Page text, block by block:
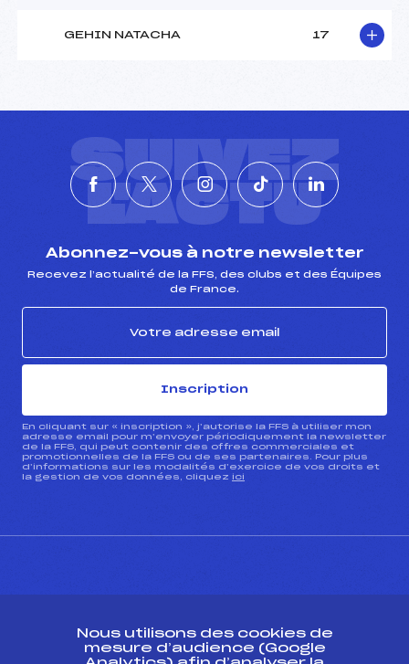
GEHIN NATACHA 17
SUIVEZ
L'ACTU
Abonnez-vous à notre newsletter
Recevez l’actualité de la FFS, des clubs et des Équipes
de France.
Inscription
En cliquant sur « inscription », j’autorise la FFS à utiliser mon
adresse email pour m’envoyer périodiquement la newsletter
de la FFS, qui peut contenir des offres commerciales et
promotionnelles de la FFS ou de ses partenaires. Pour plus
d’informations sur les modalités d’exercice de vos droits et
la gestion de vos données, cliquez ici
Nous utilisons des cookies de
mesure d’audience (Google